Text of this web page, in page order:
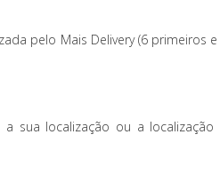
pelo Mais Delivery (6 primeiros
sua localização ou a